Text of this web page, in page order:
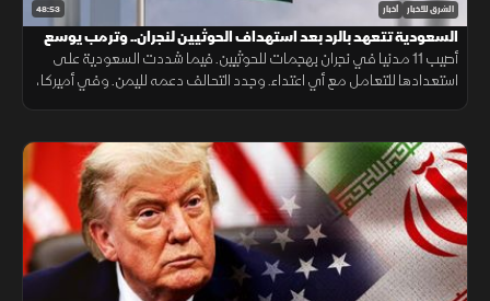
48:53 الشرق للأخبار أخبار
السعودية تتعهد بالرد بعد استهداف الحوثيين لنجران.. وترمب يوسع
قيود الجنسيةأصيب 11 مدنيا في نجران بهجمات للحوثيين. فيما شددت السعودية على
استعدادها للتعامل مع أي اعتداء. وجدد التحالف دعمه لليمن. وفي أميركا،